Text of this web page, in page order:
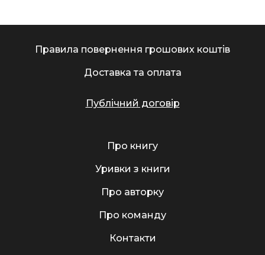
Правила повернення грошових коштів
Доставка та оплата
Публічний договір
Про книгу
Уривки з книги
Про авторку
Про команду
Контакти